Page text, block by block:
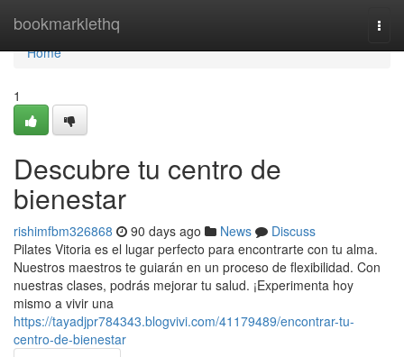
bookmarklethq
Home
Home
1
Descubre tu centro de
bienestar
rishimfbm326868 90 days ago News
Discuss
Pilates Vitoria es el lugar perfecto para encontrarte con tu alma.
Nuestros maestros te guiarán en un proceso de flexibilidad. Con
nuestras clases, podrás mejorar tu salud. ¡Experimenta hoy
mismo a vivir una
https://tayadjpr784343.blogvivi.com/41179489/encontrar-tu-
centro-de-bienestar